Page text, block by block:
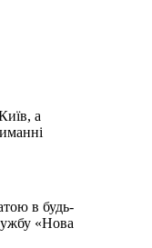
а
в будь-
«Нова